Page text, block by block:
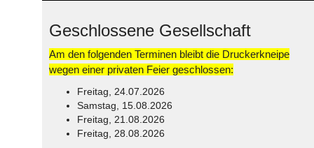
Geschlossene Gesellschaft
Am den folgenden Terminen bleibt die Druckerkneipe
wegen einer privaten Feier geschlossen:
Freitag, 24.07.2026
Samstag, 15.08.2026
Freitag, 21.08.2026
Freitag, 28.08.2026